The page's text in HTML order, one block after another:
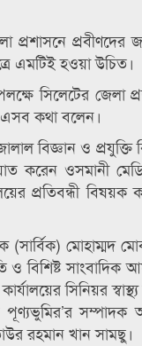
প্রবীণদের
এমটিই হওয়া উচিত।
সিলেটের
এসব কথা বলেন।
বিজ্ঞান ও প্রযুক্তি
করেন ওসমানী
প্রতিবন্ধী বিষয়ক
মোহাম্মদ
বিশিষ্ট
সিনিয়র
রহমান খান সামছু।